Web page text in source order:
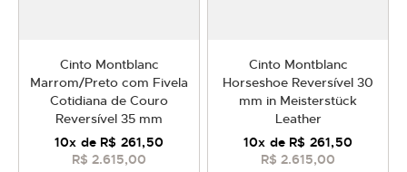
Cinto Montblanc
Marrom/Preto com Fivela
Cotidiana de Couro
Reversível 35 mm
R$ 2.615,00
10x de R$ 261,50
Cinto Montblanc
Horseshoe Reversível 30
mm in Meisterstück
Leather
R$ 2.615,00
10x de R$ 261,50